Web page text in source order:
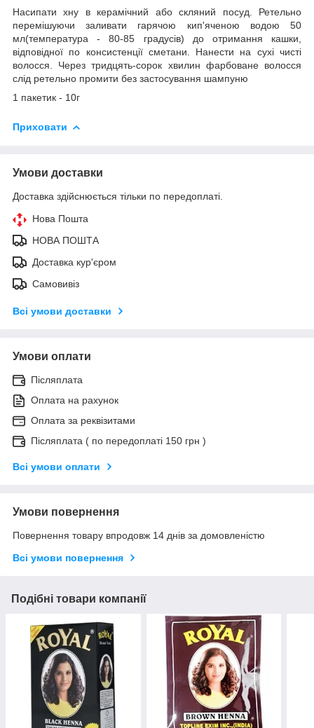
Насипати хну в керамічний або скляний посуд. Ретельно
перемішуючи заливати гарячою кип'яченою водою 50
мл(температура - 80-85 градусів) до отримання кашки,
відповідної по консистенції сметани. Нанести на сухі чисті
волосся. Через тридцять-сорок хвилин фарбоване волосся
слід ретельно промити без застосування шампуню
1 пакетик - 10г
Приховати
Умови доставки
Доставка здійснюється тільки по передоплаті.
Нова Пошта
НОВА ПОШТА
Доставка кур'єром
Самовивіз
Всі умови доставки
Умови оплати
Післяплата
Оплата на рахунок
Оплата за реквізитами
Післяплата ( по передоплаті 150 грн )
Всі умови оплати
Умови повернення
Повернення товару впродовж 14 днів за домовленістю
Всі умови повернення
Подібні товари компанії